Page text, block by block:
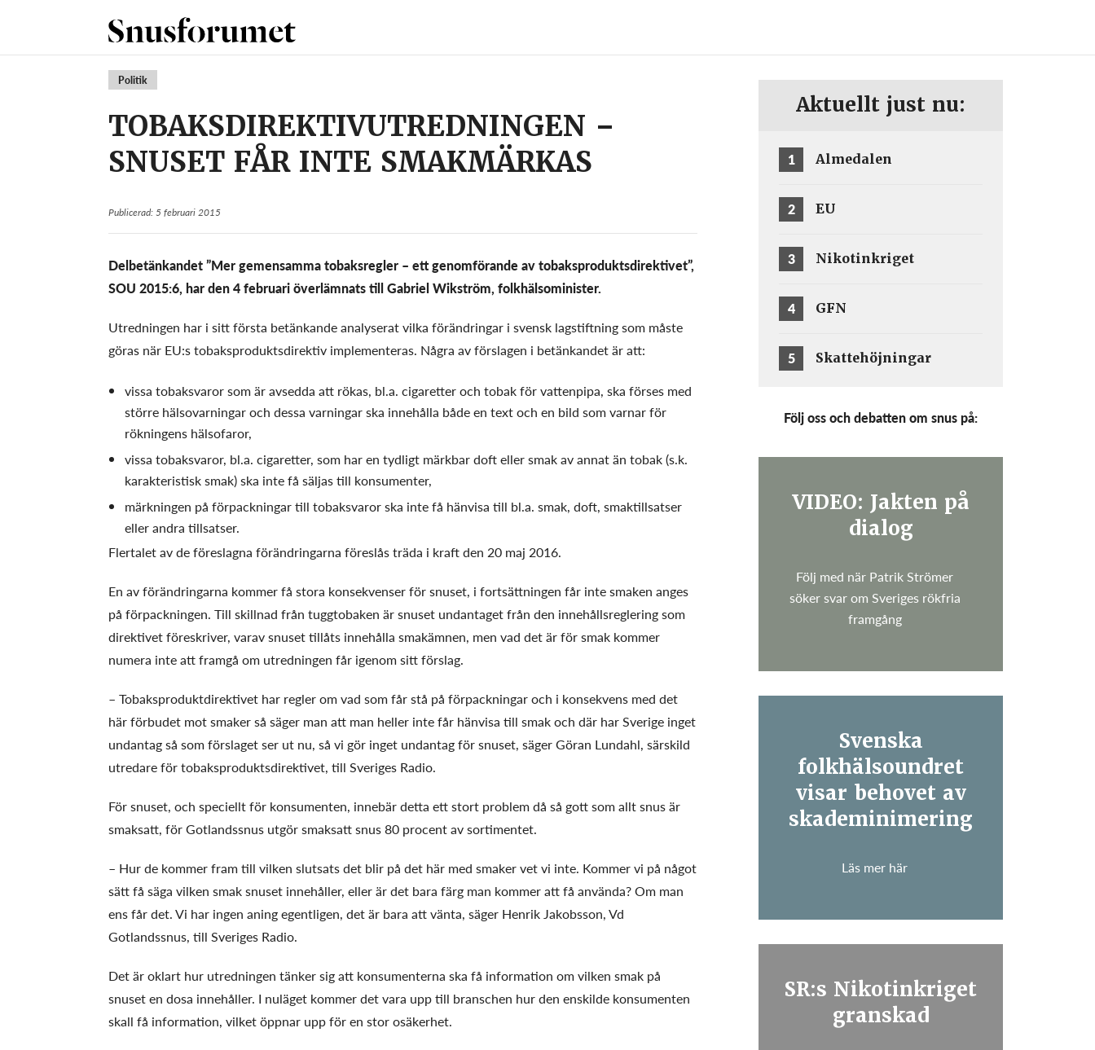
Politik
TOBAKSDIREKTIVUTREDNINGEN –
SNUSET FÅR INTE SMAKMÄRKAS
Publicerad: 5 februari 2015
Delbetänkandet ”Mer gemensamma tobaksregler – ett genomförande av tobaksproduktsdirektivet”,
SOU 2015:6, har den 4 februari överlämnats till Gabriel Wikström, folkhälsominister.
Utredningen har i sitt första betänkande analyserat vilka förändringar i svensk lagstiftning som måste
göras när EU:s tobaksproduktsdirektiv implementeras. Några av förslagen i betänkandet är att:
vissa tobaksvaror som är avsedda att rökas, bl.a. cigaretter och tobak för vattenpipa, ska förses med
större hälsovarningar och dessa varningar ska innehålla både en text och en bild som varnar för
rökningens hälsofaror,
vissa tobaksvaror, bl.a. cigaretter, som har en tydligt märkbar doft eller smak av annat än tobak (s.k.
karakteristisk smak) ska inte få säljas till konsumenter,
märkningen på förpackningar till tobaksvaror ska inte få hänvisa till bl.a. smak, doft, smaktillsatser
eller andra tillsatser.
Flertalet av de föreslagna förändringarna föreslås träda i kraft den 20 maj 2016.
En av förändringarna kommer få stora konsekvenser för snuset, i fortsättningen får inte smaken anges
på förpackningen. Till skillnad från tuggtobaken är snuset undantaget från den innehållsreglering som
direktivet föreskriver, varav snuset tillåts innehålla smakämnen, men vad det är för smak kommer
numera inte att framgå om utredningen får igenom sitt förslag.
– Tobaksproduktdirektivet har regler om vad som får stå på förpackningar och i konsekvens med det
här förbudet mot smaker så säger man att man heller inte får hänvisa till smak och där har Sverige inget
undantag så som förslaget ser ut nu, så vi gör inget undantag för snuset, säger Göran Lundahl, särskild
utredare för tobaksproduktsdirektivet, till Sveriges Radio.
För snuset, och speciellt för konsumenten, innebär detta ett stort problem då så gott som allt snus är
smaksatt, för Gotlandssnus utgör smaksatt snus 80 procent av sortimentet.
– Hur de kommer fram till vilken slutsats det blir på det här med smaker vet vi inte. Kommer vi på något
sätt få säga vilken smak snuset innehåller, eller är det bara färg man kommer att få använda? Om man
ens får det. Vi har ingen aning egentligen, det är bara att vänta, säger Henrik Jakobsson, Vd
Gotlandssnus, till Sveriges Radio.
Det är oklart hur utredningen tänker sig att konsumenterna ska få information om vilken smak på
snuset en dosa innehåller. I nuläget kommer det vara upp till branschen hur den enskilde konsumenten
skall få information, vilket öppnar upp för en stor osäkerhet.
Aktuellt just nu:
1 Almedalen
2 EU
3 Nikotinkriget
4 GFN
5 Skattehöjningar
Följ oss och debatten om snus på:
VIDEO: Jakten på
dialog
Följ med när Patrik Strömer
söker svar om Sveriges rökfria
framgång
Svenska
folkhälsoundret
visar behovet av
skademinimering
Läs mer här
SR:s Nikotinkriget
granskad